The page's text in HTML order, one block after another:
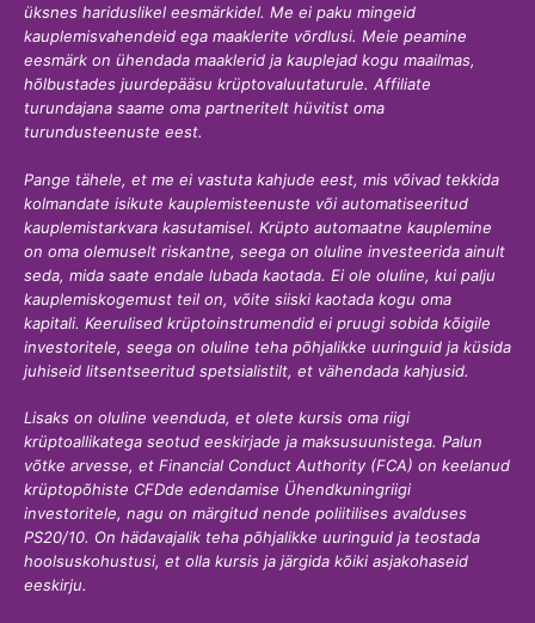
üksnes hariduslikel eesmärkidel. Me ei paku mingeid
kauplemisvahendeid ega maaklerite võrdlusi. Meie peamine
eesmärk on ühendada maaklerid ja kauplejad kogu maailmas,
hõlbustades juurdepääsu krüptovaluutaturule. Affiliate
turundajana saame oma partneritelt hüvitist oma
turundusteenuste eest.
Pange tähele, et me ei vastuta kahjude eest, mis võivad tekkida
kolmandate isikute kauplemisteenuste või automatiseeritud
kauplemistarkvara kasutamisel. Krüpto automaatne kauplemine
on oma olemuselt riskantne, seega on oluline investeerida ainult
seda, mida saate endale lubada kaotada. Ei ole oluline, kui palju
kauplemiskogemust teil on, võite siiski kaotada kogu oma
kapitali. Keerulised krüptoinstrumendid ei pruugi sobida kõigile
investoritele, seega on oluline teha põhjalikke uuringuid ja küsida
juhiseid litsentseeritud spetsialistilt, et vähendada kahjusid.
Lisaks on oluline veenduda, et olete kursis oma riigi
krüptoallikatega seotud eeskirjade ja maksusuunistega. Palun
võtke arvesse, et Financial Conduct Authority (FCA) on keelanud
krüptopõhiste CFDde edendamise Ühendkuningriigi
investoritele, nagu on märgitud nende poliitilises avalduses
PS20/10. On hädavajalik teha põhjalikke uuringuid ja teostada
hoolsuskohustusi, et olla kursis ja järgida kõiki asjakohaseid
eeskirju.